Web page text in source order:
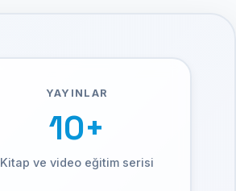
YAYINLAR
10+
Kitap ve video eğitim serisi